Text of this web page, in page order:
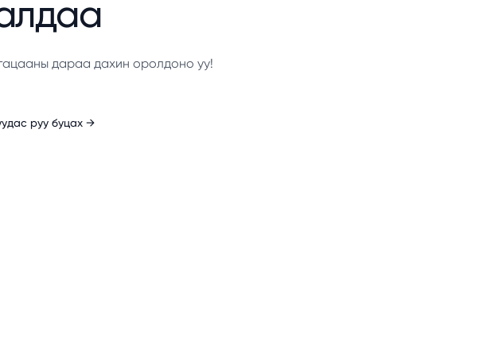
дараа дахин оролдоно уу!
руу буцах →